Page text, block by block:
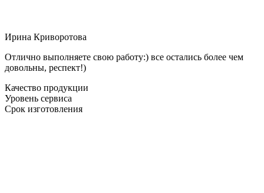
Ирина Криворотова
Отлично выполняете свою работу:) все остались более чем
довольны, респект!)
Качество продукции
Уровень сервиса
Срок изготовления